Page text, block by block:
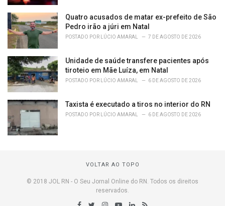
Quatro acusados de matar ex-prefeito de São
Pedro irão a júri em Natal
POSTADO POR LÚCIO AMARAL 7 DE AGOSTO DE 2026
Unidade de saúde transfere pacientes após
tiroteio em Mãe Luíza, em Natal
POSTADO POR LÚCIO AMARAL 6 DE AGOSTO DE 2026
Taxista é executado a tiros no interior do RN
POSTADO POR LÚCIO AMARAL 6 DE AGOSTO DE 2026
VOLTAR AO TOPO
© 2018 JOL RN - O Seu Jornal Online do RN. Todos os direitos
reservados.